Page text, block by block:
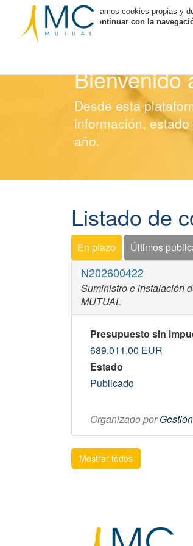
Utilizamos cookies propias y
Al continuar con la
Bienvenido
Desde esta
información,
año.
Listado de
En plazo Últimos
N202600422
Suministro e instalación
MUTUAL
Presupuesto sin
689.011,00 EUR
Estado
Publicado
Organizado por
Mostrar todos